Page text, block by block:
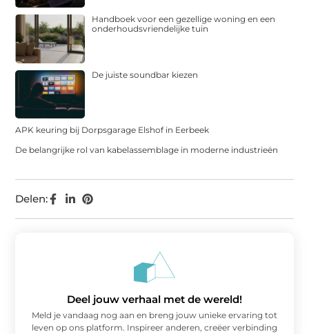
Delen:
Handboek voor een gezellige woning en een
onderhoudsvriendelijke tuin
De juiste soundbar kiezen
APK keuring bij Dorpsgarage Elshof in Eerbeek
De belangrijke rol van kabelassemblage in moderne industrieën
Deel jouw verhaal met de wereld!
Meld je vandaag nog aan en breng jouw unieke ervaring tot
leven op ons platform. Inspireer anderen, creëer verbinding